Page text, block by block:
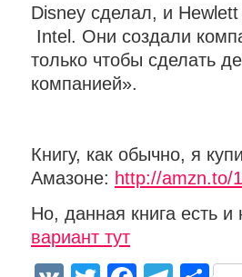
Disney сделал, и
Intel. Они создали
только чтобы сделать
компанией».
Книгу, как обычно, я
Амазоне: http://amzn.to/
Но, данная книга есть
вариант тут